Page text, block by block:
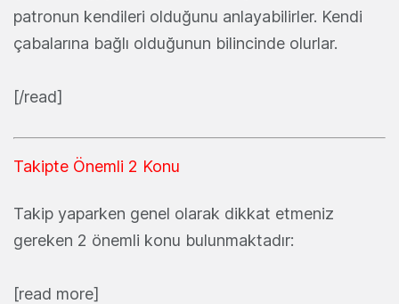
patronun kendileri olduğunu anlayabilirler. Kendi
çabalarına bağlı olduğunun bilincinde olurlar.
[/read]
Takipte Önemli 2 Konu
Takip yaparken genel olarak dikkat etmeniz
gereken 2 önemli konu bulunmaktadır:
[read more]